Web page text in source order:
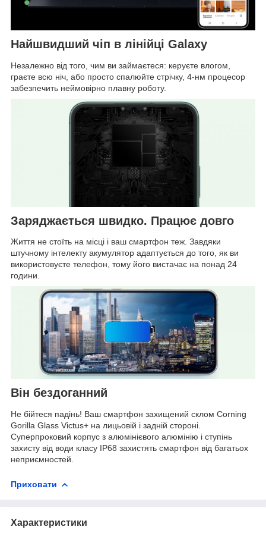
Найшвидший чіп в лінійці Galaxy
Незалежно від того, чим ви займаєтеся: керуєте влогом,
граєте всю ніч, або просто спалюйте стрічку, 4-нм процесор
забезпечить неймовірно плавну роботу.
Заряджається швидко. Працює довго
Життя не стоїть на місці і ваш смартфон теж. Завдяки
штучному інтелекту акумулятор адаптується до того, як ви
використовуєте телефон, тому його вистачає на понад 24
години.
Він бездоганний
Не бійтеся падінь! Ваш смартфон захищений склом Corning
Gorilla Glass Victus+ на лицьовій і задній стороні.
Суперпроковий корпус з алюмінієвого алюмінію і ступінь
захисту від води класу IP68 захистять смартфон від багатьох
неприємностей.
Приховати
Характеристики